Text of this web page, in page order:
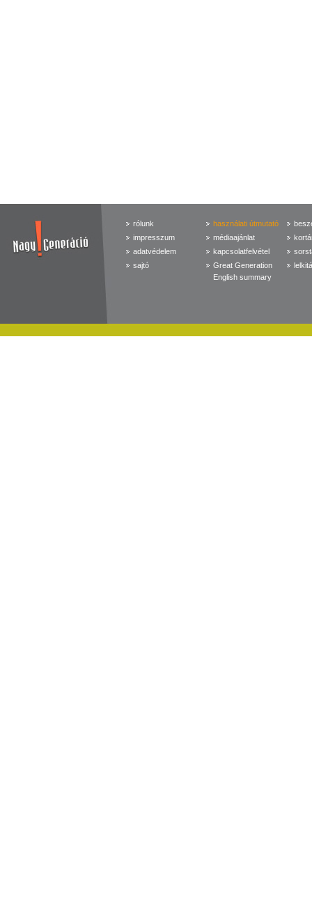
rólunk
impresszum
adatvédelem
sajtó
használati útmutató
médiaajánlat
kapcsolatfelvétel
Great Generation
English summary